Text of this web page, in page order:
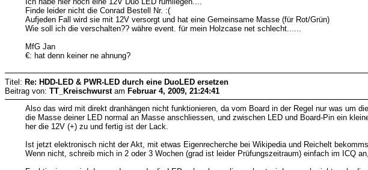
Finde leider nicht die Conrad Bestell Nr. :(
Aufjeden Fall wird sie mit 12V versorgt und hat eine Gemeinsame Masse (für Rot/Grün)
Wie soll ich die verschalten?? währe event. für mein Holzcase net schlecht......
MfG Jan
€: hat denn keiner ne ahnung?
Titel: Re: HDD-LED & PWR-LED durch eine DuoLED ersetzen
Beitrag von: TT_Kreischwurstam Februar 4, 2009, 21:24:41
Also das wird mit direkt dranhängen nicht funktionieren, da vom Board in der Regel nur was um
die Masse deiner LED normal an Masse anschliessen, und zwischen LED und Board-Pin ein
her die 12V (+) zu und fertig ist der Lack.
Ist jetzt elektronisch nicht der Akt, mit etwas Eigenrecherche bei Wikipedia und Reichelt
Wenn nicht, schreib mich in 2 oder 3 Wochen (grad ist leider Prüfungszeitraum) einfach im ICQ